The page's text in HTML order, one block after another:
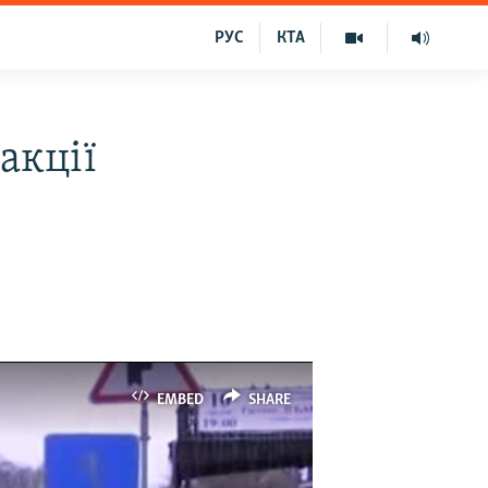
КТА
РУС
EMBED SHARE